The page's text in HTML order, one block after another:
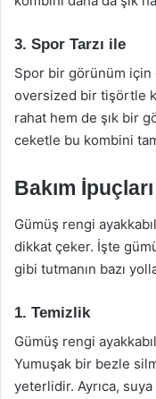
3. Spor Tarzı ile
Spor bir görünüm için
oversized bir tişörtle
rahat hem de şık bir
ceketle bu kombini
Bakım İpuçları
Gümüş rengi
dikkat çeker. İşte
gibi tutmanın bazı
1. Temizlik
Gümüş rengi
Yumuşak bir bezle
yeterlidir. Ayrıca, suya